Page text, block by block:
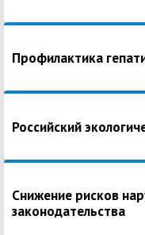
Профилактика
Российский
Снижение рисков
законодательства